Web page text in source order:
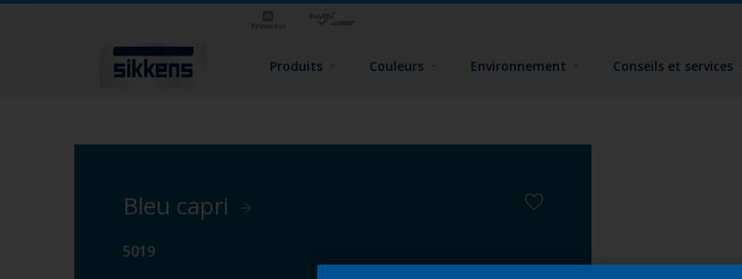
Produits Couleurs Environnement Conseils et services
Bleu capri
5019